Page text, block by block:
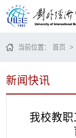
当前位置：首页
新闻快讯
我校教